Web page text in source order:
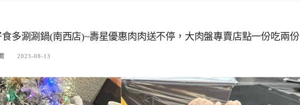
多涮涮鍋(南西店)~壽星優惠肉肉送不停，大肉盤專賣店點一份吃兩份
2023-08-13